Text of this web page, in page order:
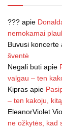
??? apie
nemokamai
Buvusi koncerte
šventė
Negali būti apie
valgau – ten
Kipras apie
– ten kakoju,
EleanorViolet
ne ožkytės, kad